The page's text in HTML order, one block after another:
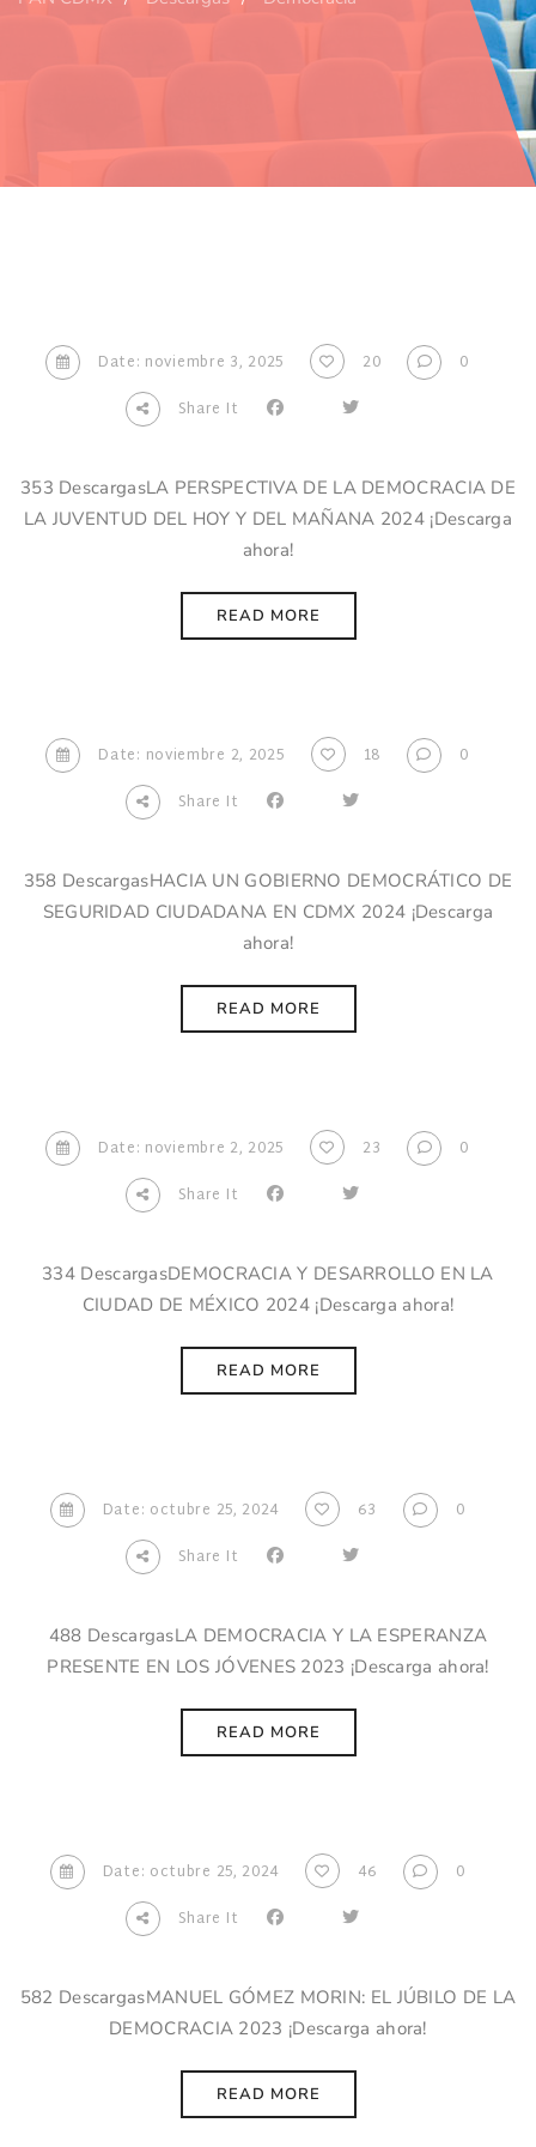
Date: noviembre 3, 2025 20
0
Share It
353 DescargasLA PERSPECTIVA DE LA DEMOCRACIA DE
LA JUVENTUD DEL HOY Y DEL MAÑANA 2024 ¡Descarga
ahora!
READ MORE
Date: noviembre 2, 2025 18
0
Share It
358 DescargasHACIA UN GOBIERNO DEMOCRÁTICO DE
SEGURIDAD CIUDADANA EN CDMX 2024 ¡Descarga
ahora!
READ MORE
Date: noviembre 2, 2025 23
0
Share It
334 DescargasDEMOCRACIA Y DESARROLLO EN LA
CIUDAD DE MÉXICO 2024 ¡Descarga ahora!
READ MORE
Date: octubre 25, 2024 63
0
Share It
488 DescargasLA DEMOCRACIA Y LA ESPERANZA
PRESENTE EN LOS JÓVENES 2023 ¡Descarga ahora!
READ MORE
Date: octubre 25, 2024 46
0
Share It
582 DescargasMANUEL GÓMEZ MORIN: EL JÚBILO DE LA
DEMOCRACIA 2023 ¡Descarga ahora!
READ MORE